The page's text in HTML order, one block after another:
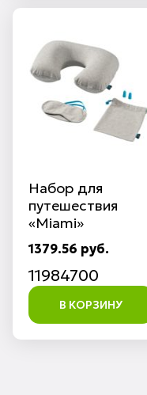
Набор для
путешествия
«Miami»
1379.56 руб.
11984700
В КОРЗИНУ